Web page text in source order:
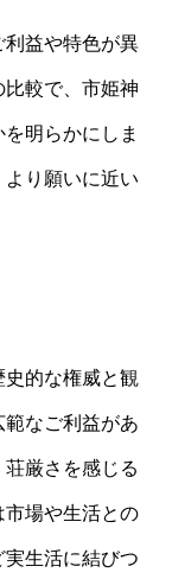
益や特色が異
較で、市姫神
明らかにしま
り願いに近い
史的な権威と観
なご利益があ
厳さを感じる
市場や生活との
生活に結びつ